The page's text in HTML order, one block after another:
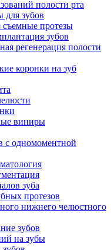
полости рта
для зубов
протезы
зубов
регенерация полости
коронки на зуб
виниры
с одномоментной
зуба
протезов
нижнего челюстного
зубов
на зубы